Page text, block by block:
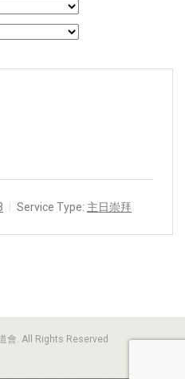
Service Type: 主日崇拜
會. All Rights Reserved